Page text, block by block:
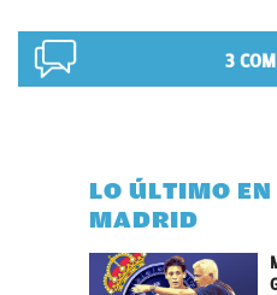
3
LO ÚLTIMO EN
MADRID